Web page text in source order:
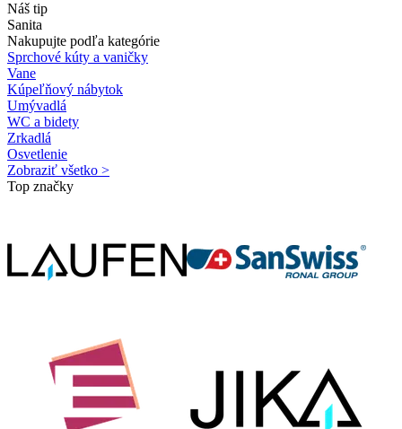
Náš tip
Sanita
Nakupujte podľa kategórie
Sprchové kúty a vaničky
Vane
Kúpeľňový nábytok
Umývadlá
WC a bidety
Zrkadlá
Osvetlenie
Zobraziť všetko >
Top značky